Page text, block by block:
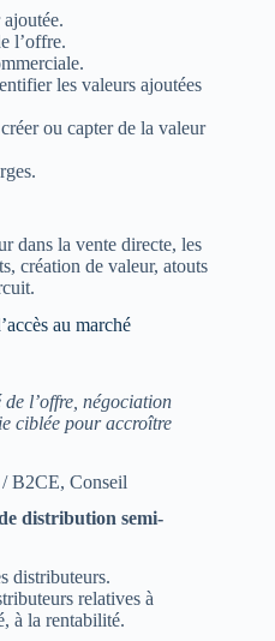
l’offre.
les valeurs ajoutées
ou capter de la valeur
dans la vente directe, les
création de valeur, atouts
au marché
l’offre, négociation
ciblée pour accroître
B2CE, Conseil
distribution semi-
distributeurs.
relatives à
à la rentabilité.